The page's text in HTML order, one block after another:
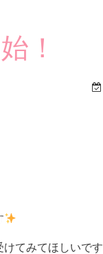
！
てみてほしいです